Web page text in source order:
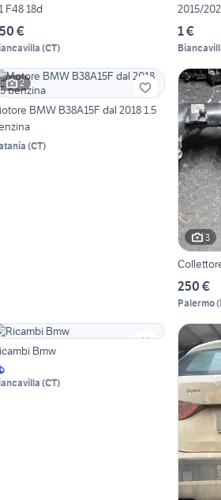
F48 18d
€
(CT)
2015/
1 €
2
BMW B38A15F dal 2018 1.5
(CT)
3
250 €
Palermo(
Bmw
(CT)